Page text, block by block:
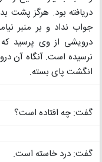
دریافته بود. هرگز پشت
جواب نداد و بر منبر
درویشی از وی پرسید
نرسیده است. آنگاه آن
انگشت پای بسته.
گفت: چه افتاده است؟
گفت: درد خاسته است.